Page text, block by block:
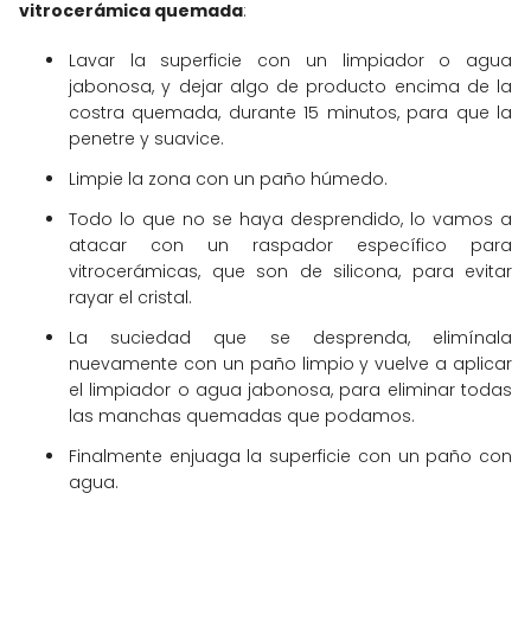
vitrocerámica quemada:
Lavar la superficie con un limpiador o agua
jabonosa, y dejar algo de producto encima de la
costra quemada, durante 15 minutos, para que la
penetre y suavice.
Limpie la zona con un paño húmedo.
Todo lo que no se haya desprendido, lo vamos a
atacar con un raspador específico para
vitrocerámicas, que son de silicona, para evitar
rayar el cristal.
La suciedad que se desprenda, elimínala
nuevamente con un paño limpio y vuelve a aplicar
el limpiador o agua jabonosa, para eliminar todas
las manchas quemadas que podamos.
Finalmente enjuaga la superficie con un paño con
agua.